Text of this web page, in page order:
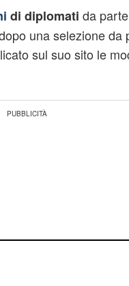
di diplomati da
una selezione da
sul suo sito le